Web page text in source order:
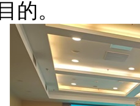
的。